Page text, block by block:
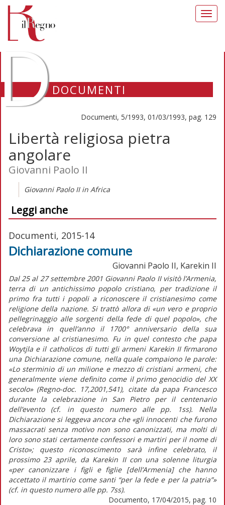
DOCUMENTI
Documenti, 5/1993, 01/03/1993, pag. 129
Libertà religiosa pietra
angolare
Giovanni Paolo II
Giovanni Paolo II in Africa
Leggi anche
Documenti, 2015-14
Dichiarazione comune
Giovanni Paolo II, Karekin II
Dal 25 al 27 settembre 2001 Giovanni Paolo II visitò l’Armenia,
terra di un antichissimo popolo cristiano, per tradizione il
primo fra tutti i popoli a riconoscere il cristianesimo come
religione della nazione. Si trattò allora di «un vero e proprio
pellegrinaggio alle sorgenti della fede di quel popolo», che
celebrava in quell’anno il 1700° anniversario della sua
conversione al cristianesimo. Fu in quel contesto che papa
Woytjla e il catholicos di tutti gli armeni Karekin II firmarono
una Dichiarazione comune, nella quale compaiono le parole:
«Lo sterminio di un milione e mezzo di cristiani armeni, che
generalmente viene definito come il primo genocidio del XX
secolo» (Regno-doc. 17,2001,541), citate da papa Francesco
durante la celebrazione in San Pietro per il centenario
dell’evento (cf. in questo numero alle pp. 1ss). Nella
Dichiarazione si leggeva ancora che «gli innocenti che furono
massacrati senza motivo non sono canonizzati, ma molti di
loro sono stati certamente confessori e martiri per il nome di
Cristo»; questo riconoscimento sarà infine celebrato, il
prossimo 23 aprile, da Karekin II con una solenne liturgia
«per canonizzare i figli e figlie [dell’Armenia] che hanno
accettato il martirio come santi “per la fede e per la patria”»
(cf. in questo numero alle pp. 7ss).
Documento, 17/04/2015, pag. 10